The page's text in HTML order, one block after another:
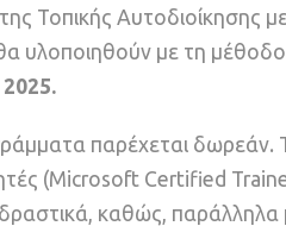
Τοπικής
υλοποιηθούν με τη
.
παρέχεται
(Microsoft Certified
καθώς,